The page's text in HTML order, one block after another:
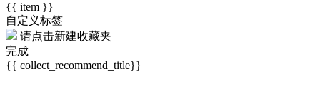
{{ item }}
自定义标签
请点击新建收藏夹
完成
{{ collect_recommend_title}}